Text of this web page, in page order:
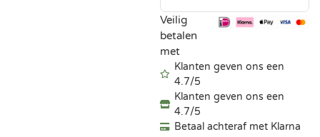
Veilig
betalen
met
Klanten geven ons een
4.7/5
Klanten geven ons een
4.7/5
Betaal achteraf met Klarna